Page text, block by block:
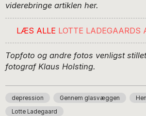
viderebringe artiklen her.
LÆS ALLE LOTTE LADEGAARDS
Topfoto og andre fotos venligst
fotograf Klaus Holsting.
depression Gennem glasvæggen
Lotte Ladegaard